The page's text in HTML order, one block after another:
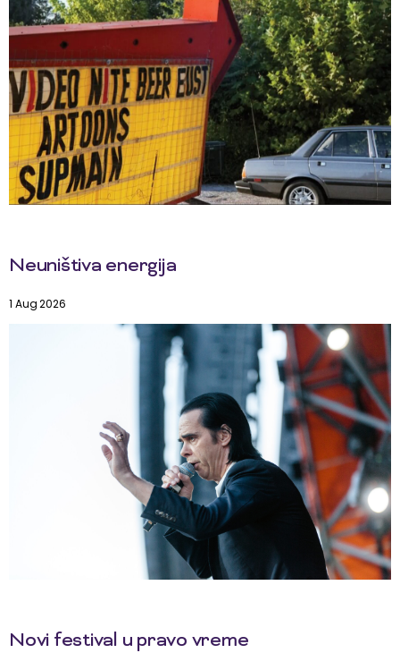
Neuništiva energija
1 Aug 2026
Novi festival u pravo vreme